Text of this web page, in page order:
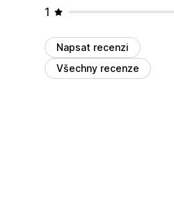
1
Napsat recenzi
Všechny recenze